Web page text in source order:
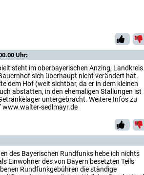
Uhr:
steht im oberbayerischen Anzing, Landkreis
sich überhaupt nicht verändert hat.
dem Hof (weit sichtbar, da er in dem kleinen
abstatten, in den ehemaligen Stallungen ist
untergebracht. Weitere Infos zu
www.walter-sedlmayr.de
des Bayerischen Rundfunks hebe ich nichts
Einwohner des von Bayern besetzten Teils
Rundfunkgebühren die ständige